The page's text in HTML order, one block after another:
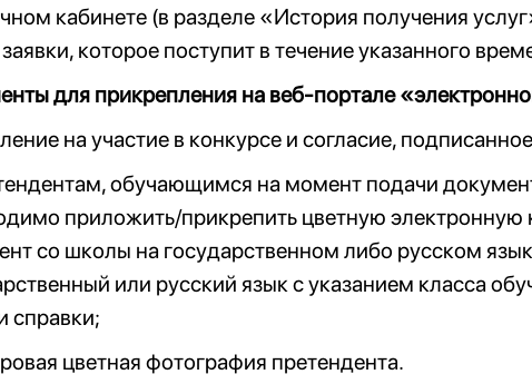
кабинете (в разделе «История получения
которое поступит в течение указанного
для прикрепления на веб-портале
на участие в конкурсе и согласие,
обучающимся на момент подачи
приложить/прикрепить цветную
со школы на государственном либо русском
или русский язык с указанием класса
справки;
цветная фотография претендента.